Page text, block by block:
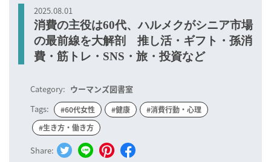
2025.08.01
消費の主役は60代、ハルメクがシニア市場
の最前線を大解剖 推し活・ギフト・孫消
費・筋トレ・SNS・旅・投資など
Category: ウーマンズ図書室
Tags:
#60代女性 #健康
#消費行動・心理
#生き方・働き方
Share: